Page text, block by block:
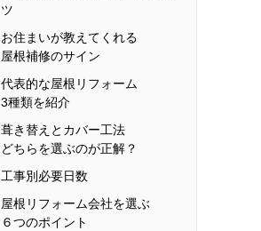
ツ
お住まいが教えてくれる
屋根補修のサイン
代表的な屋根リフォーム
3種類を紹介
葺き替えとカバー工法
どちらを選ぶのが正解？
工事別必要日数
屋根リフォーム会社を選ぶ
６つのポイント